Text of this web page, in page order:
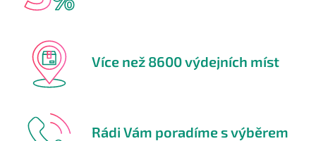
Více než 8600 výdejních míst
Rádi Vám poradíme s výběrem